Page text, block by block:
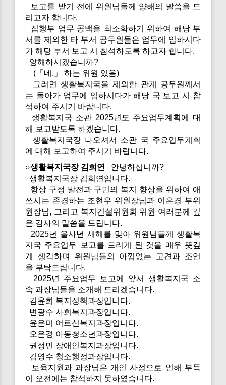
보고를 받기 전에 위원님들께 양해의 말씀을 드
리고자 합니다.
집행부 업무 공백을 최소화하기 위하여 해당 부
서를 제외한 타 부서 공무원들은 업무에 임하시다
가 해당 부서 보고 시 참석하도록 하고자 합니다.
양해하시겠습니까?
(「네.」 하는 위원 있음)
그러면 생활복지국을 제외한 관계 공무원께서
는 돌아가 업무에 임하시다가 해당 국 보고 시 참
석하여 주시기 바랍니다.
생활복지국 소관 2025년도 주요업무계획에 대
해 보고받도록 하겠습니다.
생활복지국장 나오셔서 소관 국 주요업무계획
에 대해 보고하여 주시기 바랍니다.
○생활복지국장 김희연
안녕하십니까?
생활복지국장 김희연입니다.
항상 구정 발전과 구민의 복지 향상을 위하여 애
쓰시는 존경하는 조현우 위원장님과 이은경 부위
원장님, 그리고 복지건설위원회 위원 여러분께 깊
은 감사의 말씀을 드립니다.
2025년 을사년 새해를 맞아 위원님들께 생활복
지국 주요업무 보고를 드리게 된 것을 매우 뜻깊
게 생각하며 위원님들의 아낌없는 고견과 조언
을 부탁드립니다.
2025년 주요업무 보고에 앞서 생활복지국 소
속 과장님들을 소개해 드리겠습니다.
김윤희 복지정책과장입니다.
변광수 사회복지과장입니다.
윤은미 어르신복지과장입니다.
오은경 아동청소년과장입니다.
권정민 장애인복지과장입니다.
김영수 청소행정과장입니다.
보육지원과 과장님은 개인 사정으로 인해 부득
이 오전에는 참석하지 못하였습니다.